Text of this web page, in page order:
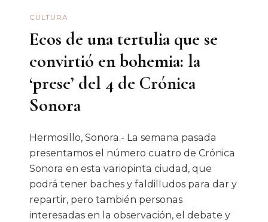
CULTURA
Ecos de una tertulia que se
convirtió en bohemia: la
‘prese’ del 4 de Crónica
Sonora
Hermosillo, Sonora.- La semana pasada
presentamos el número cuatro de Crónica
Sonora en esta variopinta ciudad, que
podrá tener baches y faldilludos para dar y
repartir, pero también personas
interesadas en la observación, el debate y